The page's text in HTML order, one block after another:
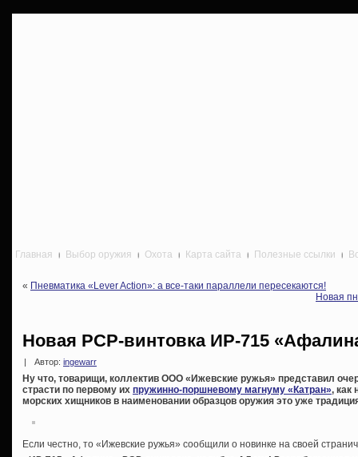
Главная Выбор оружия Охота Карта сайта Полезные ссылки
« Пневматика «Lever Action»: а все-таки параллели пересекаются!
Новая
Новая PCP-винтовка ИР-715
| Автор: ingewarr
Ну что, товарищи, коллектив ООО «Ижевские ружья» представил
страсти по первому их пружинно-поршневому магнуму «Катран», как
морских хищников в наименовании образцов оружия это уже
Если честно, то «Ижевские ружья» сообщили о новинке на своей